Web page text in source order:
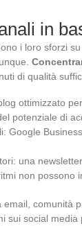
in
i loro sforzi
di qualità
ottimizzato
potenziale di
Google
una
non possono
comunità
sui social